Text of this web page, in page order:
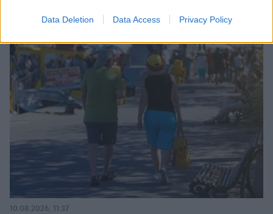
Data Deletion Data Access Privacy Policy
10.08.2026, 11:37